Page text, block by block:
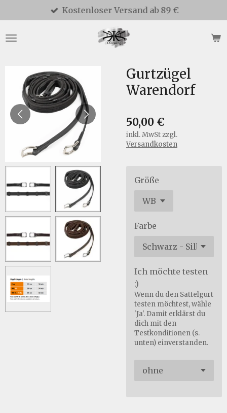
Hauptinhalt
springen
Kostenloser Versand ab 89 €
Gurtzügel
Warendorf
50,00 €
inkl. MwSt zzgl.
Versandkosten
Größe
Farbe
Ich möchte testen
:)
Wenn du den Sattelgurt
testen möchtest, wähle
'Ja'. Damit erklärst du
dich mit den
Testkonditionen (s.
unten) einverstanden.